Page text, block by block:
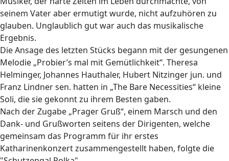
seinem Vater aber ermutigt wurde, nicht aufzuhören zu
glauben. Unglaublich gut war auch das musikalische
Ergebnis.
Die Ansage des letzten Stücks begann mit der gesungenen
Melodie „Probier’s mal mit Gemütlichkeit“. Theresa
Helminger, Johannes Hauthaler, Hubert Nitzinger jun. und
Franz Lindner sen. hatten in „The Bare Necessities“ kleine
Soli, die sie gekonnt zu ihrem Besten gaben.
Nach der Zugabe „Prager Gruß“, einem Marsch und den
Dank- und Grußworten seitens der Dirigenten, welche
gemeinsam das Programm für ihr erstes
Katharinenkonzert zusammengestellt haben, folgte die